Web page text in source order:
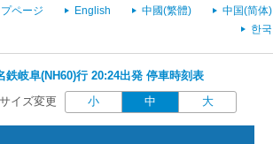
ページ English 中國(繁體)
中国(简体)
한국
鉄岐阜(NH60)行 20:24出発 停車時刻表
イズ変更 小 中 大